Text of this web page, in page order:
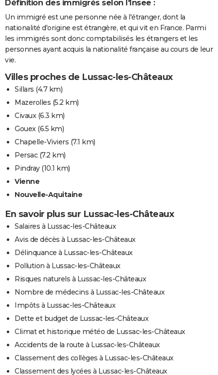
Définition des immigrés selon l'Insee :
Un immigré est une personne née à l'étranger, dont la
nationalité d'origine est étrangère, et qui vit en France. Parmi
les immigrés sont donc comptabilisés les étrangers et les
personnes ayant acquis la nationalité française au cours de leur
vie.
Villes proches de Lussac-les-Châteaux
Sillars (4.7 km)
Mazerolles (5.2 km)
Civaux(6.3 km)
Gouex(6.5 km)
Chapelle-Viviers (7.1 km)
Persac(7.2 km)
Pindray(10.1 km)
Vienne
Nouvelle-Aquitaine
En savoir plus sur Lussac-les-Châteaux
Salaires à Lussac-les-Châteaux
Avis de décès à Lussac-les-Châteaux
Délinquance à Lussac-les-Châteaux
Pollution à Lussac-les-Châteaux
Risques naturels à Lussac-les-Châteaux
Nombre de médecins à Lussac-les-Châteaux
Impôts à Lussac-les-Châteaux
Dette et budget de Lussac-les-Châteaux
Climat et historique météo de Lussac-les-Châteaux
Accidents de la route à Lussac-les-Châteaux
Classement des collèges à Lussac-les-Châteaux
Classement des lycées à Lussac-les-Châteaux